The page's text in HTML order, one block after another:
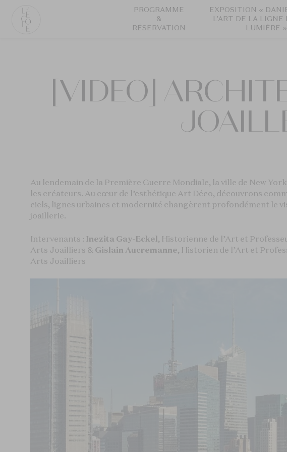
contenu
PROGRAMME
&
RÉSERVATION
EXPOSITION «
L’ART DE LA LIGNE
LUMIÈRE »
[VIDEO]
Au lendemain de la Première Guerre Mondiale, la ville de New
les créateurs. Au cœur de l’esthétique Art Déco, découvrons
ciels, lignes urbaines et modernité changèrent profondément le
joaillerie.
Intervenants : Inezita Gay-Eckel, Historienne de l’Art et
Arts Joailliers & Gislain Aucremanne, Historien de l’Art et
Arts Joailliers